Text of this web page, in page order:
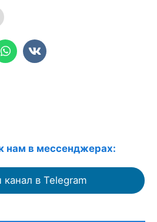
нам в мессенджерах:
в Telegram